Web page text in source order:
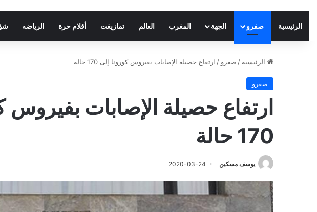
الرئيسية صفرو الجهة المغرب العالم تمازيغت أقلام حرة الرياضه
الرئيسية / صفرو / ارتفاع حصيلة الإصابات بفيروس كورونا إلى 170 حالة
صفرو
ارتفاع حصيلة الإصابات بفيروس
170 حالة
يوسف مسكين 2020-03-24